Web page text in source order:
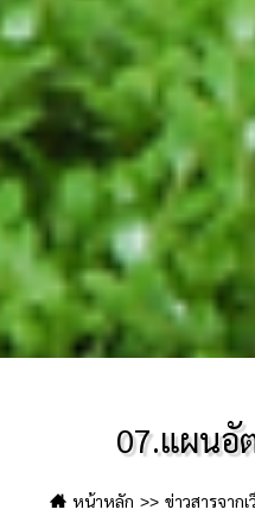
07.แผนอั
หน้าหลัก ข่าวสารจาก